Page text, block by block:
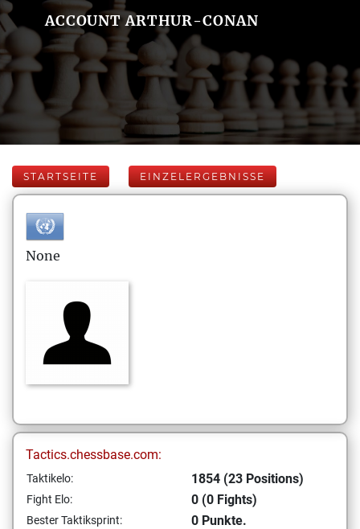
ACCOUNT ARTHUR-CONAN
STARTSEITE EINZELERGEBNISSE
None
Tactics.chessbase.com:
Taktikelo: 1854 (23 Positions)
Fight Elo: 0 (0 Fights)
Bester Taktiksprint: 0 Punkte.